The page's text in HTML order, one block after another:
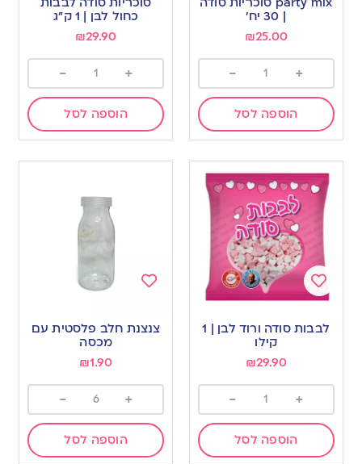
wishlist
| 30 יח’
₪25.00
+
-
הוספה לסל
wishlistכחול לבן | 1 ק”ג
₪29.90
+
-
הוספה לסל
Add
to
לבבות סודה ורוד לבן | 1
קילו
₪29.90
+
-
הוספה לסל
to
צנצנת חלב פלסטית עם
מכסה
₪1.90
+
-
הוספה לסל